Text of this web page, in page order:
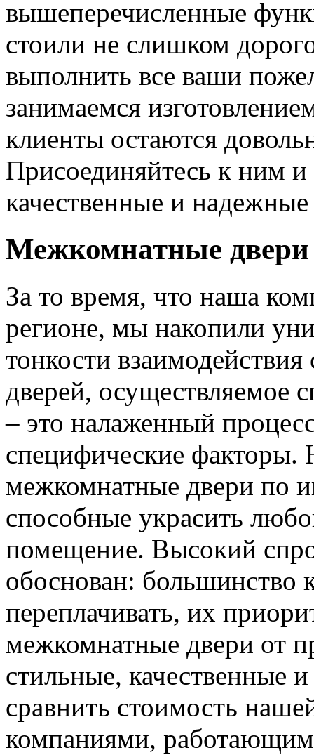
вышеперечисленные
стоили не слишком
выполнить все ваши
занимаемся
клиенты остаются
Присоединяйтесь к ним
качественные и
Межкомнатные двери
За то время, что наша
регионе, мы накопили
тонкости
дверей, осуществляемое
– это налаженный
специфические
межкомнатные двери по
способные украсить
помещение. Высокий
обоснован: большинство
переплачивать, их
межкомнатные двери от
стильные, качественные
сравнить стоимость
компаниями,